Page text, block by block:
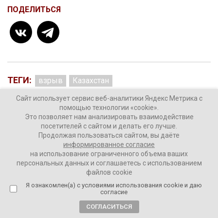
ПОДЕЛИТЬСЯ
ТЕГИ: взрыв Казахстан
Комментировать
В Пентагоне опровергли
окончание эвакуации из
Афганистана
Сайт использует сервис веб-аналитики Яндекс Метрика с
помощью технологии «cookie».
Это позволяет нам анализировать взаимодействие
посетителей с сайтом и делать его лучше.
Продолжая пользоваться сайтом, вы даёте
информированное согласие
на использование ограниченного объема ваших
персональных данных и соглашаетесь с использованием
файлов cookie
Я ознакомлен(а) с условиями использования cookie и даю
согласие
СОГЛАСИТЬСЯ